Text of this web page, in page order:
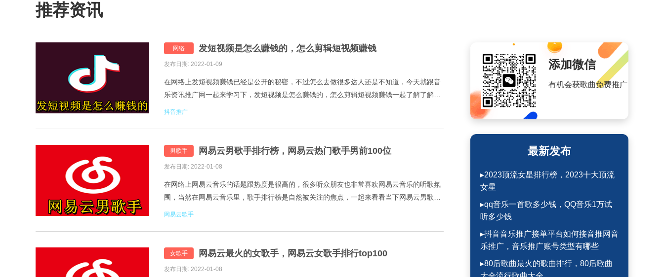
推荐资讯
网络 发短视频是怎么赚钱的，怎么剪辑短视频赚钱
发布日期: 2022-01-09
在网络上发短视频赚钱已经是公开的秘密，不过怎么去做很多达人还是不知道，今天就跟音
乐资讯推广网一起来学习下，发短视频是怎么赚钱的，怎么剪辑短视频赚钱一起了解了解
吧。 在短视频平台上现在最热门的是通过歌曲宣发或者影视宣发，通过加入音乐资讯推广
抖音推广
男歌手 网易云男歌手排行榜，网易云热门歌手男前100位
发布日期: 2022-01-08
在网络上网易云音乐的话题跟热度是很高的，很多听众朋友也非常喜欢网易云音乐的听歌氛
围，当然在网易云音乐里，歌手排行榜是自然被关注的焦点，一起来看看当下网易云男歌手
排行榜，网易云热门歌手男前100位。 1.陈奕迅 2.薛之谦 3.林俊杰
网易云歌手
女歌手 网易云最火的女歌手，网易云女歌手排行top100
发布日期: 2022-01-08
添加微信
有机会获歌曲免费推广
最新发布
▸2023顶流女星排行榜，2023十大顶流
女星
▸qq音乐一首歌多少钱，QQ音乐1万试
听多少钱
▸抖音音乐推广接单平台如何接音推网音
乐推广，音乐推广账号类型有哪些
▸80后歌曲最火的歌曲排行，80后歌曲